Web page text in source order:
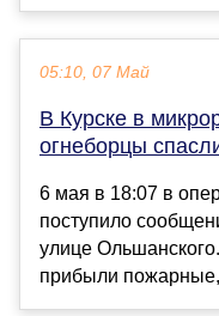
05:10, 07 Май
В Курске в
огнеборцы
6 мая в 18:07 в
поступило
улице
прибыли пожарные,